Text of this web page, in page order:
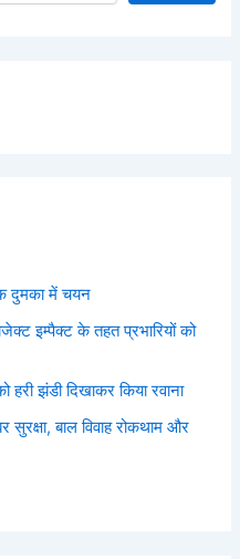
दुमका में चयन
इम्पैक्ट के तहत प्रभारियों को
झंडी दिखाकर किया रवाना
सुरक्षा, बाल विवाह रोकथाम और